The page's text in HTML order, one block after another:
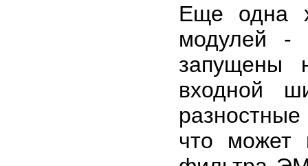
Еще одна
модулей -
запущены
входной
разностные
что может